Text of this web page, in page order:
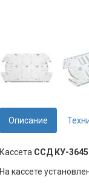
Описание
Кассета ССД КУ-3645
На кассете